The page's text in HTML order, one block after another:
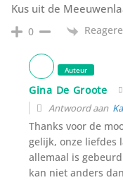
Kus uit de
0
Auteur
Gina De Groote
Antwoord aan
Thanks voor de
gelijk, onze liefdes
allemaal is
kan niet anders